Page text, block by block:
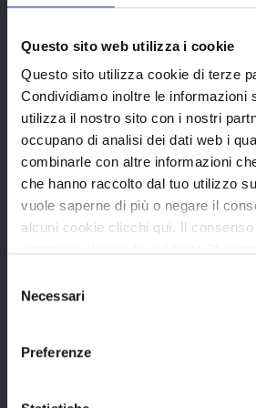
Questo sito web utilizza i cookie
Questo sito utilizza cookie di terze
Condividiamo inoltre le informazioni
utilizza il nostro sito con i nostri
occupano di analisi dei dati web i
combinarle con altre informazioni
che hanno raccolto dal tuo utilizzo
vuole saperne di più o negare il
alcuni cookie clicchi qui. Il
tasto "Rifiuta".
delNecessari
Preferenze
Provincia di
La Provincia
Organi di governo
Uffici e orari